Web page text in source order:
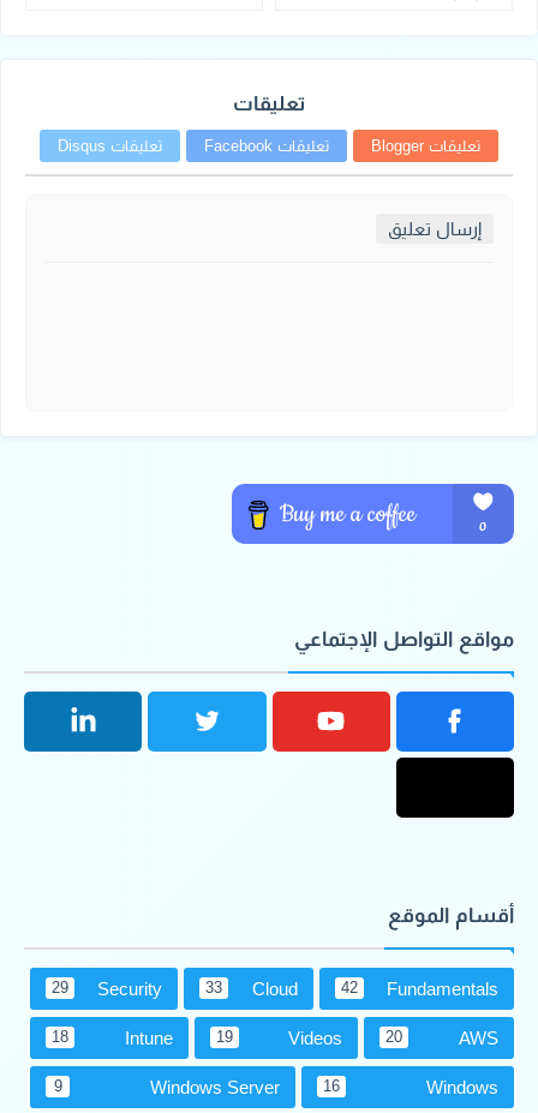
تعليقات
تعليقات Blogger تعليقات Facebook تعليقات Disqus
إرسال تعليق
مواقع التواصل الإجتماعي
أقسام الموقع
Fundamentals
42
Cloud
33
Security
29
AWS
20
Videos
19
Intune
18
Windows
16
Windows Server
9